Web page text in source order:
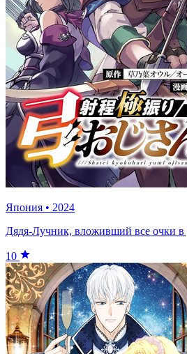
Япония • 2024
Дядя-Лучник, вложивший все очки в
10